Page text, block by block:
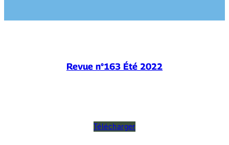
Revue n°163 Été 2022
Télécharger